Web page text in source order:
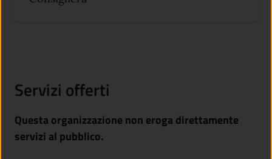
Servizi offerti
Questa organizzazione non eroga direttamente
servizi al pubblico.